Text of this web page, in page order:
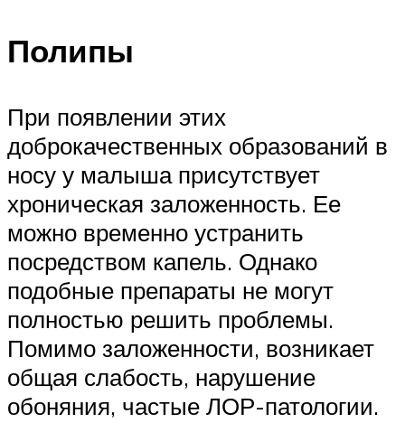
Полипы
При появлении этих
доброкачественных образований в
носу у малыша присутствует
хроническая заложенность. Ее
можно временно устранить
посредством капель. Однако
подобные препараты не могут
полностью решить проблемы.
Помимо заложенности, возникает
общая слабость, нарушение
обоняния, частые ЛОР-патологии.